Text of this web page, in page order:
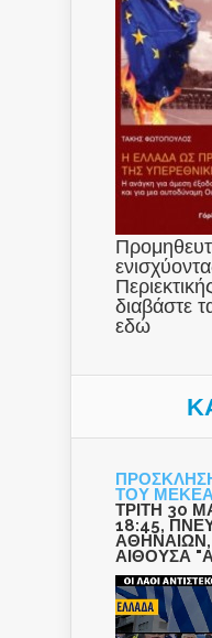
διαβάστε
εδώ
ΤΟΥ ΜΕΚΕΑ
ΤΡΙΤΗ 30
18:45,
ΑΙΘΟΥΣΑ